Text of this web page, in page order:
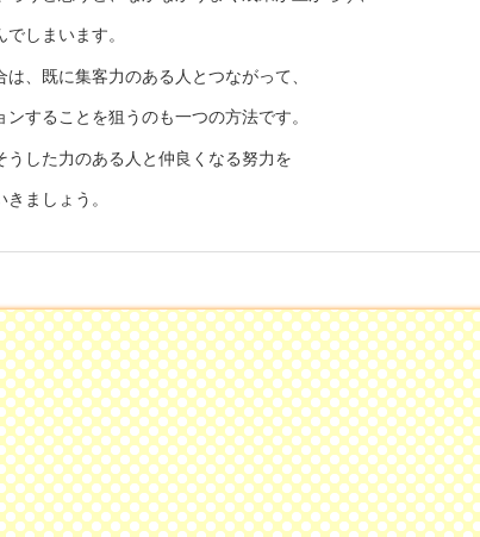
しまいます。
は、既に集客力のある人とつながって、
ンすることを狙うのも一つの方法です。
うした力のある人と仲良くなる努力を
ましょう。